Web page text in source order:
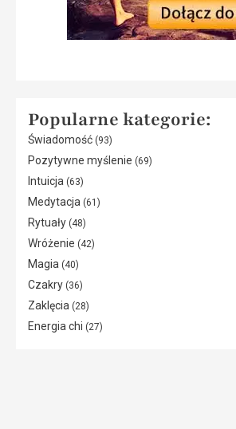
Popularne kategorie:
Świadomość (93)
Pozytywne myślenie (69)
Intuicja (63)
Medytacja (61)
Rytuały (48)
Wróżenie (42)
Magia (40)
Czakry (36)
Zaklęcia (28)
Energia chi (27)